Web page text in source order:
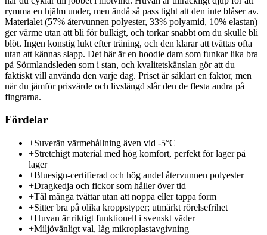
rymma en hjälm under, men ändå så pass tight att den inte blåser av.
Materialet (57% återvunnen polyester, 33% polyamid, 10% elastan)
ger värme utan att bli för bulkigt, och torkar snabbt om du skulle bli
blöt. Ingen konstig lukt efter träning, och den klarar att tvättas ofta
utan att kännas slapp. Det här är en hoodie dam som funkar lika bra
på Sörmlandsleden som i stan, och kvalitetskänslan gör att du
faktiskt vill använda den varje dag. Priset är såklart en faktor, men
när du jämför prisvärde och livslängd slår den de flesta andra på
fingrarna.
Fördelar
+Suverän värmehållning även vid -5°C
+Stretchigt material med hög komfort, perfekt för lager på
lager
+Bluesign-certifierad och hög andel återvunnen polyester
+Dragkedja och fickor som håller över tid
+Tål många tvättar utan att noppa eller tappa form
+Sitter bra på olika kroppstyper; utmärkt rörelsefrihet
+Huvan är riktigt funktionell i svenskt väder
+Miljövänligt val, låg mikroplastavgivning